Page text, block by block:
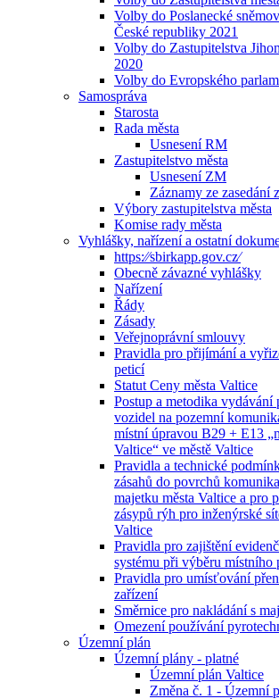
Volby do Poslanecké
České republiky 2021
Volby do Zastupitelstva
2020
Volby do Evropského
Samospráva
Starosta
Rada města
Usnesení RM
Zastupitelstvo města
Usnesení ZM
Záznamy ze zasedání
Výbory zastupitelstva města
Komise rady města
Vyhlášky, nařízení a ostatní
https:⁄⁄sbirkapp.gov.cz⁄
Obecně závazné vyhlášky
Nařízení
Řády
Zásady
Veřejnoprávní smlouvy
Pravidla pro přijímání a
peticí
Statut Ceny města Valtice
Postup a metodika vydávání
vozidel na pozemní
místní úpravou B29 + E13
Valtice“ ve městě Valtice
Pravidla a technické
zásahů do povrchů
majetku města Valtice a pro
zásypů rýh pro inženýrské
Valtice
Pravidla pro zajištění
systému při výběru místního
Pravidla pro umísťování
zařízení
Směrnice pro nakládání s
Omezení používání
Územní plán
Územní plány - platné
Územní plán Valtice
Změna č. 1 - Územní